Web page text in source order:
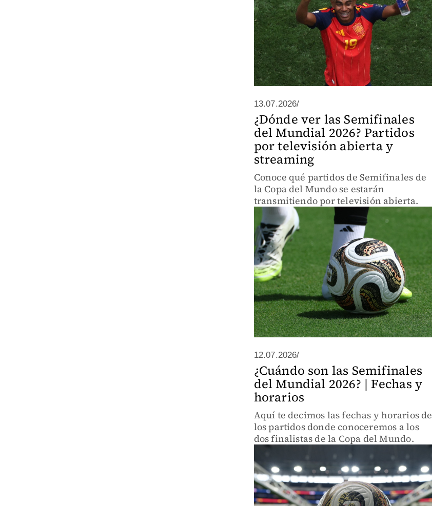
13.07.2026/
¿Dónde ver las Semifinales
del Mundial 2026? Partidos
por televisión abierta y
streaming
Conoce qué partidos de Semifinales de
la Copa del Mundo se estarán
transmitiendo por televisión abierta.
12.07.2026/
¿Cuándo son las Semifinales
del Mundial 2026? | Fechas y
horarios
Aquí te decimos las fechas y horarios de
los partidos donde conoceremos a los
dos finalistas de la Copa del Mundo.